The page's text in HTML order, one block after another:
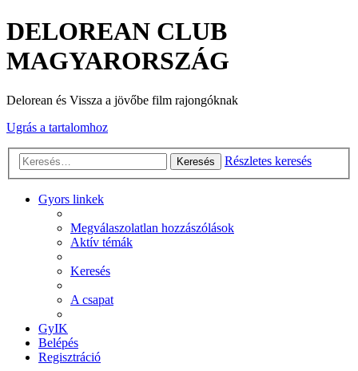
DELOREAN CLUB
MAGYARORSZÁG
Delorean és Vissza a jövőbe film rajongóknak
Ugrás a tartalomhoz
Keresés Részletes keresés
Gyors linkek
Megválaszolatlan hozzászólások
Aktív témák
Keresés
A csapat
GyIK
Belépés
Regisztráció